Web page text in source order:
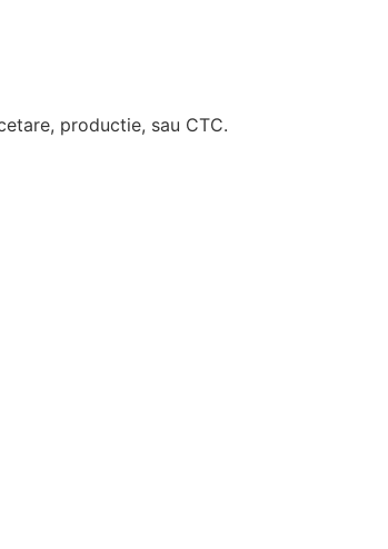
productie, sau CTC.